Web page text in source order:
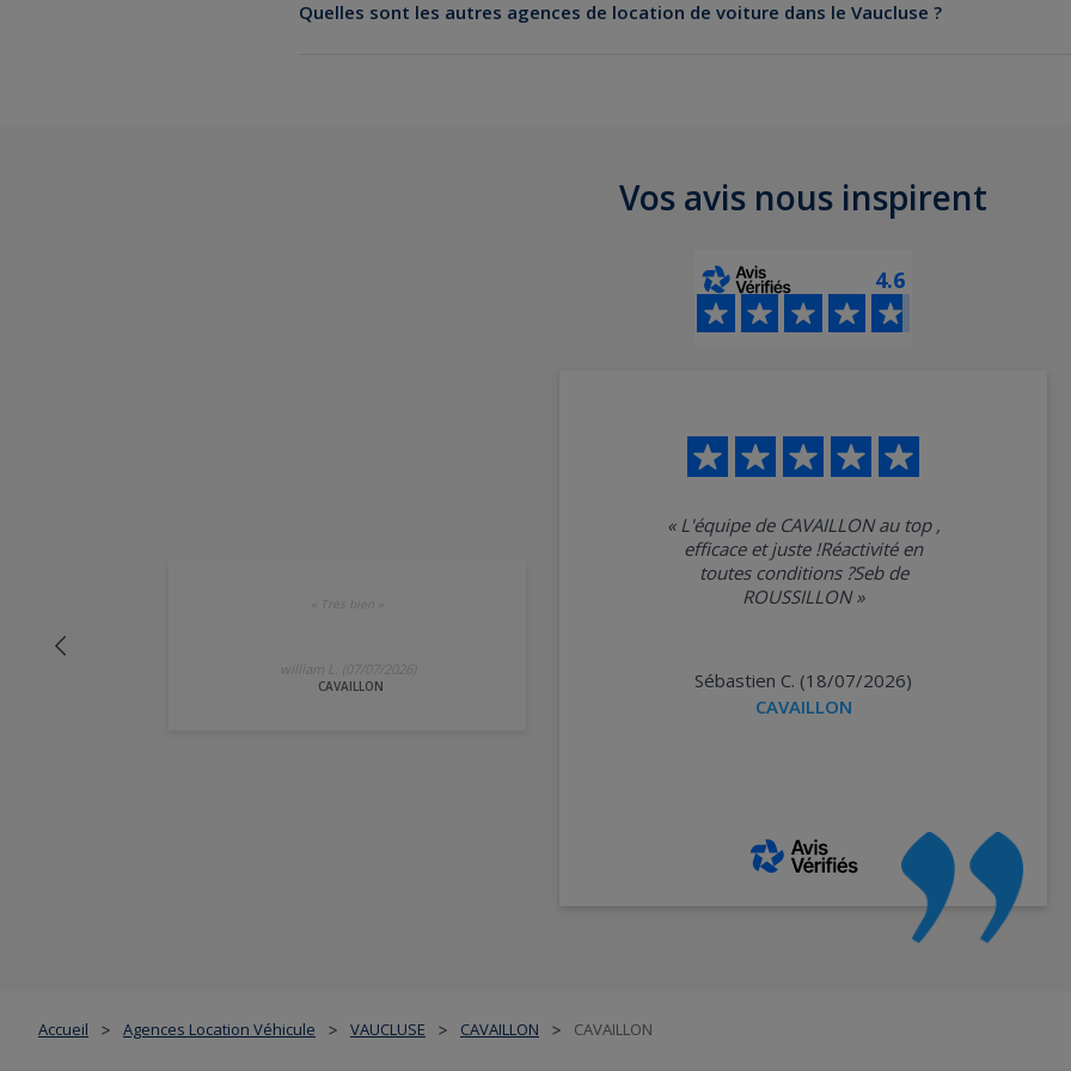
Accueil > Agences Location Véhicule > VAUCLUSE > CAVAILLON > CAVAILLON
Quelles sont les autres agences de location de voiture dans le Vaucluse ?
Vos avis nous inspirent
4.6
Très bien
william L. (07/07/2026)
CAVAILLON
« L'équipe de CAVAILLON au top ,
efficace et juste !Réactivité en
toutes conditions ?Seb de
ROUSSILLON»
Sébastien C. (18/07/2026)
CAVAILLON